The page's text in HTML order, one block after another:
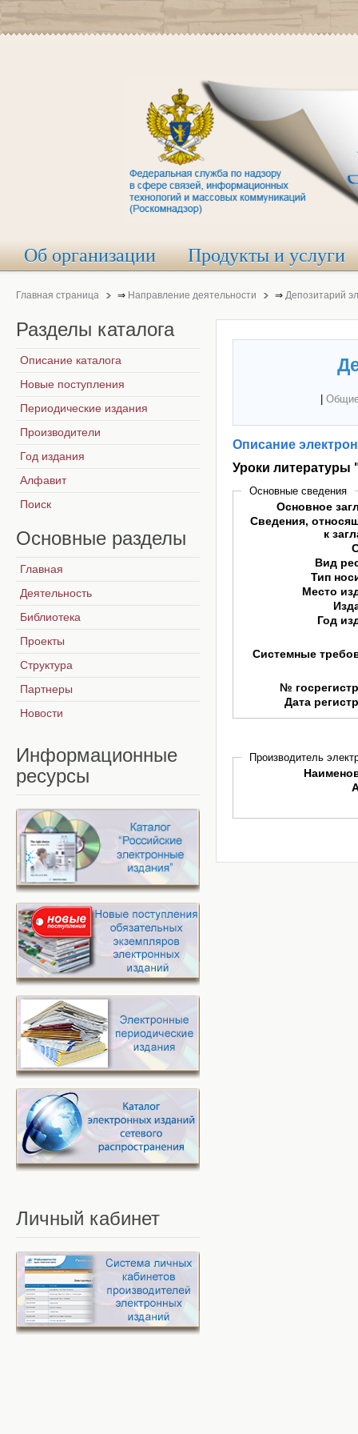
Об организации Продукты и услуги
Главная страница ⇒ Направление деятельности ⇒ Депозитарий
Описание
Уроки
Основные сведения
Основное
Сведения,
к
Вид
Тип
Место
Год
Системные
№
Дата
Производитель
Разделы каталога
Описание каталога
Новые поступления
Периодические издания
Производители
Год издания
Алфавит
Поиск
Основные разделы
Главная
Деятельность
Библиотека
Проекты
Структура
Партнеры
Новости
Информационные
ресурсы
Личный кабинет